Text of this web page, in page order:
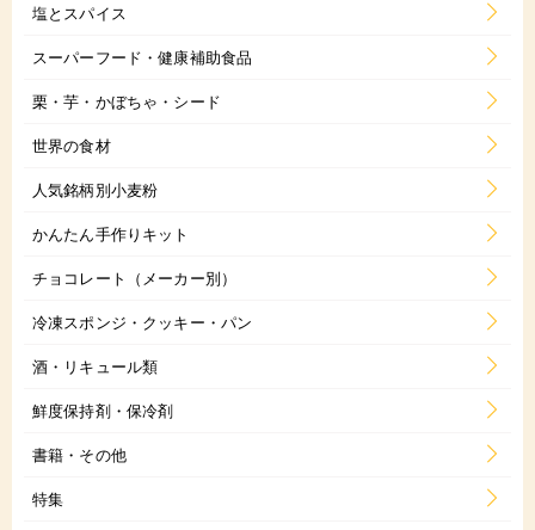
塩とスパイス
スーパーフード・健康補助食品
栗・芋・かぼちゃ・シード
世界の食材
人気銘柄別小麦粉
かんたん手作りキット
チョコレート（メーカー別）
冷凍スポンジ・クッキー・パン
酒・リキュール類
鮮度保持剤・保冷剤
書籍・その他
特集